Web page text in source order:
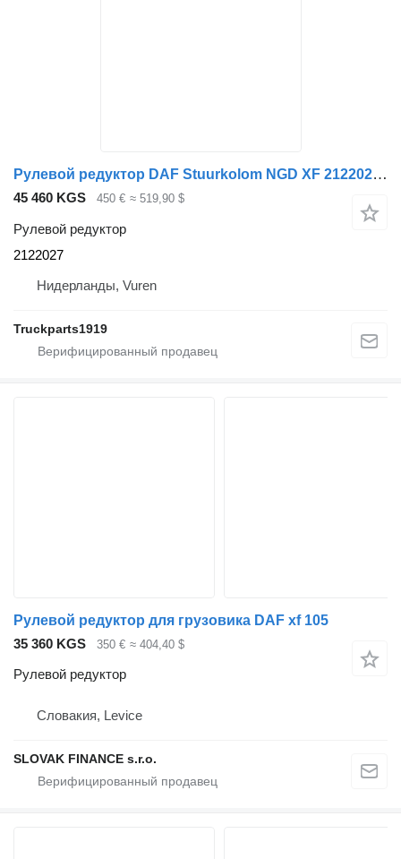
Рулевой редуктор DAF Stuurkolom NGD XF 2122027 для грузовика
45 460 KGS 450 € ≈ 519,90 $
Рулевой редуктор
2122027
Нидерланды, Vuren
Truckparts1919
Рулевой редуктор для грузовика DAF xf 105
35 360 KGS
350 € ≈ 404,40 $
Рулевой редуктор
Словакия, Levice
SLOVAK FINANCE s.r.o.